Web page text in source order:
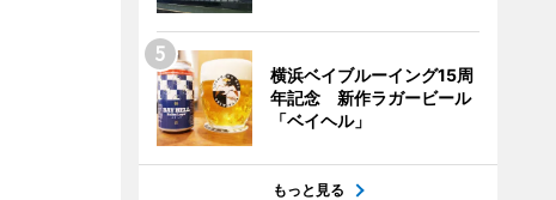
横浜ベイブルーイング15周
年記念 新作ラガービール
「ベイヘル」
もっと見る